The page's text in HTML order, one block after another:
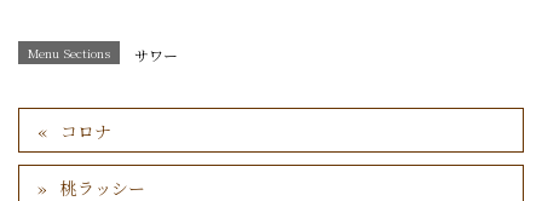
Menu Sections サワー
コロナ
桃ラッシー